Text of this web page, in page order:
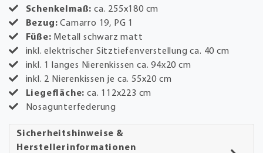
Schenkelmaß:ca. 255x180 cm
Bezug:Camarro 19, PG 1
Füße: Metall schwarz matt
inkl. elektrischer Sitztiefenverstellung ca. 40 cm
inkl. 1 langes Nierenkissen ca. 94x20 cm
inkl. 2 Nierenkissen je ca. 55x20 cm
Liegefläche:ca. 112x223 cm
Nosagunterfederung
Sicherheitshinweise &
Herstellerinformationen